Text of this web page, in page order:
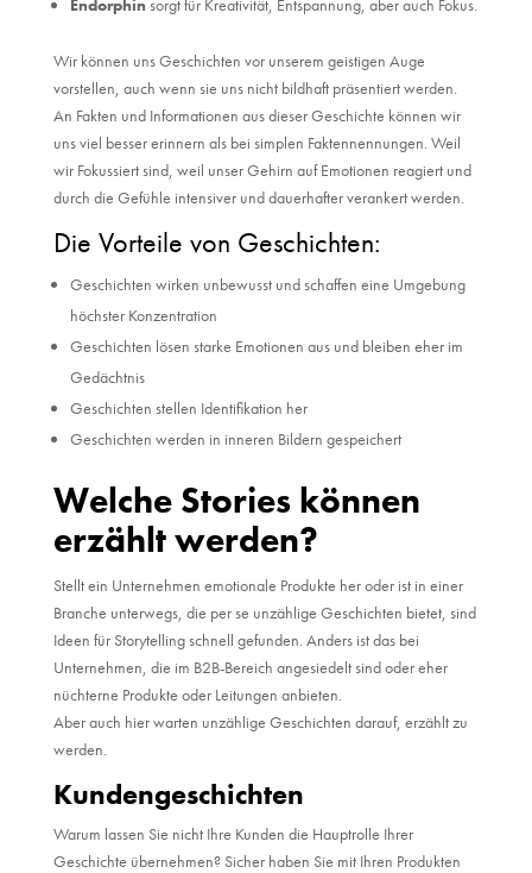
Endorphinsorgt für Kreativität, Entspannung, aber auch Fokus.
Wir können uns Geschichten vor unserem geistigen Auge
vorstellen, auch wenn sie uns nicht bildhaft präsentiert werden.
An Fakten und Informationen aus dieser Geschichte können wir
uns viel besser erinnern als bei simplen Faktennennungen. Weil
wir Fokussiert sind, weil unser Gehirn auf Emotionen reagiert und
durch die Gefühle intensiver und dauerhafter verankert werden.
Die Vorteile von Geschichten:
Geschichten wirken unbewusst und schaffen eine Umgebung
höchster Konzentration
Geschichten lösen starke Emotionen aus und bleiben eher im
Gedächtnis
Geschichten stellen Identifikation her
Geschichten werden in inneren Bildern gespeichert
Welche Stories können
erzählt werden?
Stellt ein Unternehmen emotionale Produkte her oder ist in einer
Branche unterwegs, die per se unzählige Geschichten bietet, sind
Ideen für Storytelling schnell gefunden. Anders ist das bei
Unternehmen, die im B2B-Bereich angesiedelt sind oder eher
nüchterne Produkte oder Leitungen anbieten.
Aber auch hier warten unzählige Geschichten darauf, erzählt zu
werden.
Kundengeschichten
Warum lassen Sie nicht Ihre Kunden die Hauptrolle Ihrer
Geschichte übernehmen? Sicher haben Sie mit Ihren Produkten